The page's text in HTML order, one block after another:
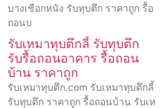
บางเชือกหนัง รับทุบตึก ราคาถูก รื้อ
ถอนบ
รับเหมาทุบตึกลี้ รับทุบตึก
รับรื้อถอนอาคาร รื้อถอน
บ้าน ราคาถูก
รับเหมาทุบตึก.com รับเหมาทุบตึกลี้
รับทุบตึก ราคาถูก รื้อถอนบ้าน รับเห